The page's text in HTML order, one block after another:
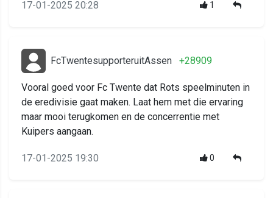
17-01-2025 20:28 1
FcTwentesupporteruitAssen +28909
Vooral goed voor Fc Twente dat Rots speelminuten in
de eredivisie gaat maken. Laat hem met die ervaring
maar mooi terugkomen en de concerrentie met
Kuipers aangaan.
17-01-2025 19:30 0